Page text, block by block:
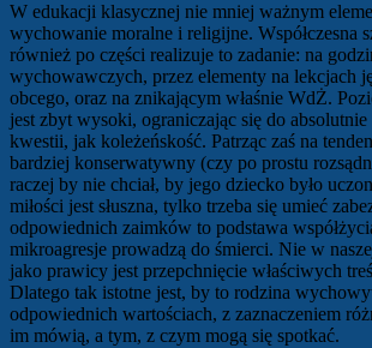
W edukacji klasycznej nie mniej ważnym
wychowanie moralne i religijne. Współczesna
również po części realizuje to zadanie: na
wychowawczych, przez elementy na lekcjach
obcego, oraz na znikającym właśnie WdŻ.
jest zbyt wysoki, ograniczając się do
kwestii, jak koleżeńskość. Patrząc zaś na
bardziej konserwatywny (czy po prostu
raczej by nie chciał, by jego dziecko było
miłości jest słuszna, tylko trzeba się umieć
odpowiednich zaimków to podstawa
mikroagresje prowadzą do śmierci. Nie w
jako prawicy jest przepchnięcie właściwych
Dlatego tak istotne jest, by to rodzina
odpowiednich wartościach, z zaznaczeniem
im mówią, a tym, z czym mogą się spotkać.